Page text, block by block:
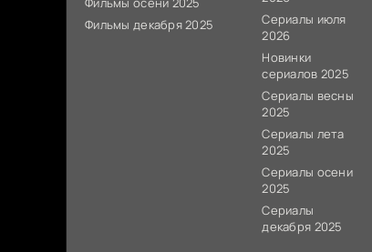
Фильмы декабря 2025
Сериалы июля
2026
Новинки
сериалов 2025
Сериалы весны
2025
Сериалы лета
2025
Сериалы осени
2025
Сериалы
декабря 2025